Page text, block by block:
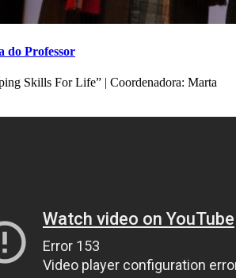
do Professor
Skills For Life” | Coordenadora: Marta